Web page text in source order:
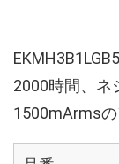
2000時間、ネ
1500mArmsの